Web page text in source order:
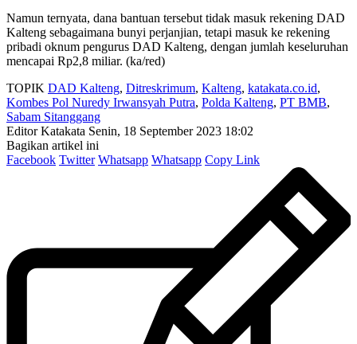
Namun ternyata, dana bantuan tersebut tidak masuk rekening DAD
Kalteng sebagaimana bunyi perjanjian, tetapi masuk ke rekening
pribadi oknum pengurus DAD Kalteng, dengan jumlah keseluruhan
mencapai Rp2,8 miliar. (ka/red)
TOPIK DAD Kalteng, Ditreskrimum, Kalteng, katakata.co.id,
Kombes Pol Nuredy Irwansyah Putra, Polda Kalteng, PT BMB,
Sabam Sitanggang
Editor Katakata Senin, 18 September 2023 18:02
Bagikan artikel ini
Facebook Twitter Whatsapp Whatsapp Copy Link